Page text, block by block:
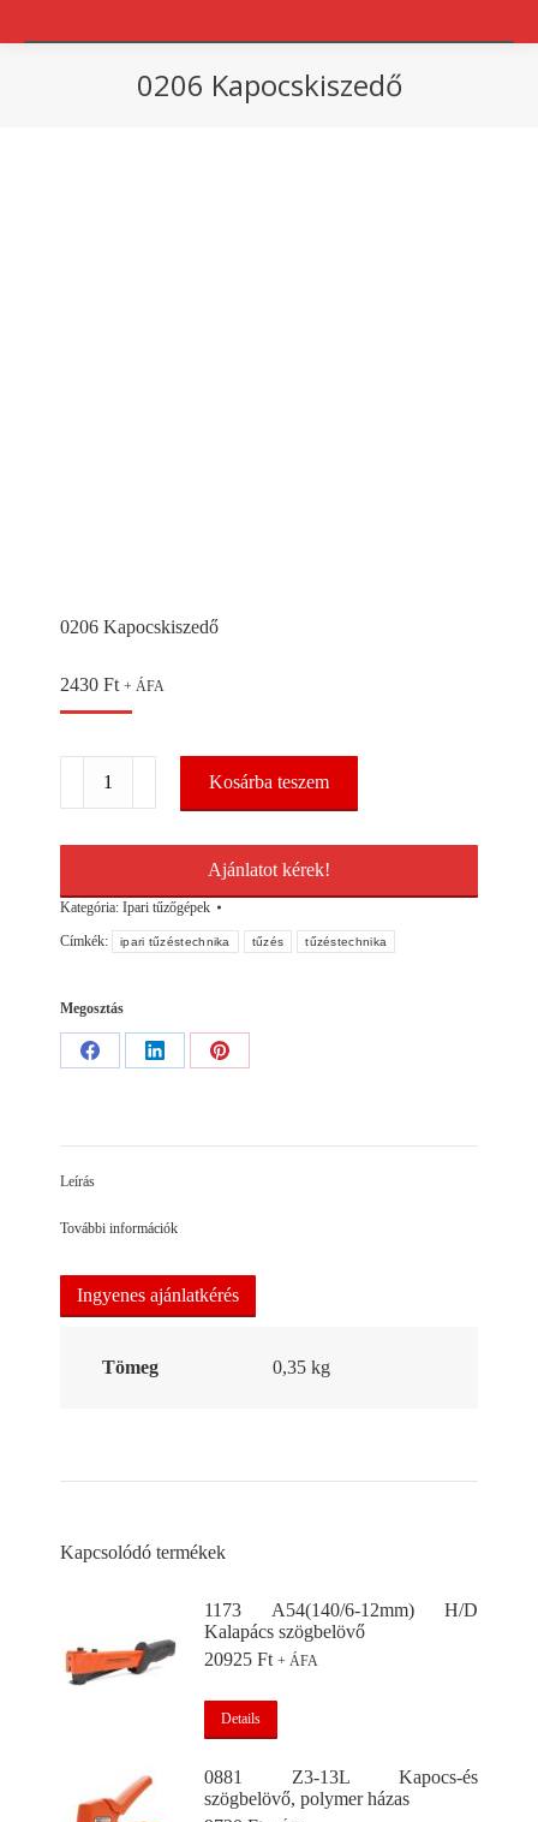
0206 Kapocskiszedő
0206 Kapocskiszedő
2430 Ft + ÁFA
Kapocskiszedő
mennyiség
Kosárba teszem
Ajánlatot kérek!
Kategória: Ipari tűzőgépek
Címkék:
ipari tűzéstechnika tűzés tűzéstechnika
Megosztás
Share
Share
Share
Leírás
További információk
Ingyenes ajánlatkérés
Tömeg 0,35 kg
Kapcsolódó termékek
1173 A54(140/6-12mm) H/D
Kalapács szögbelövő
20925 Ft + ÁFA
Details
0881 Z3-13L Kapocs-és
szögbelövő, polymer házas